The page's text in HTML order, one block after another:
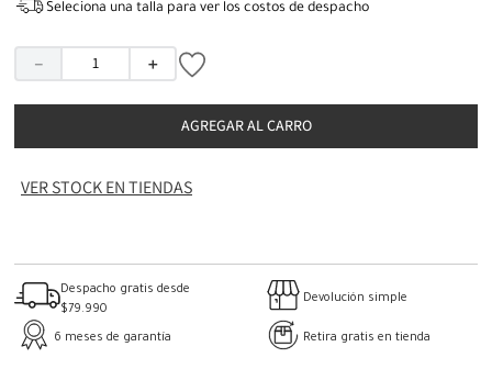
Seleciona una talla para ver los costos de despacho
＋
－
AGREGAR AL CARRO
VER STOCK EN TIENDAS
Despacho gratis desde
$79.990
Devolución simple
6 meses de garantía Retira gratis en tienda